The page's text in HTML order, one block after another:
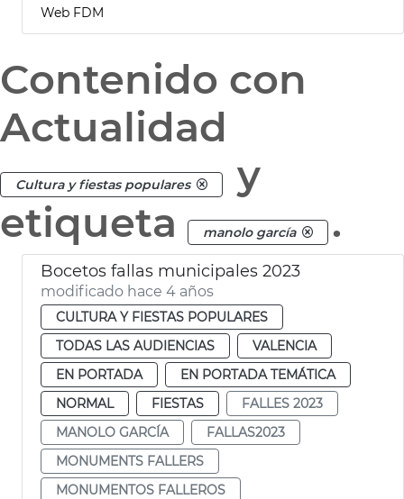
Web FDM
Contenido con
Actualidad
Cultura y fiestas populares
y
etiqueta
manolo garcía .
Bocetos fallas municipales 2023
modificado hace 4 años
CULTURA Y FIESTAS POPULARES
TODAS LAS AUDIENCIAS
VALENCIA
EN PORTADA
EN PORTADA TEMÁTICA
NORMAL
FIESTAS
FALLES 2023
MANOLO GARCÍA
FALLAS2023
MONUMENTS FALLERS
MONUMENTOS FALLEROS